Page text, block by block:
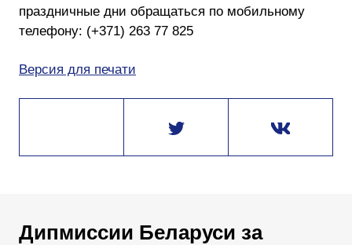
праздничные дни обращаться по мобильному
телефону: (+371) 263 77 825
Версия для печати
Дипмиссии Беларуси за